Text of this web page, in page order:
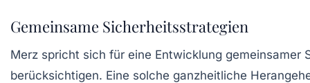
Gemeinsame Sicherheitsstrategien
Merz spricht sich für eine Entwicklung gemeinsamer
berücksichtigen. Eine solche ganzheitliche